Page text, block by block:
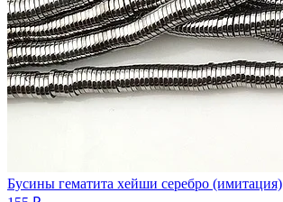
Бусины гематита хейши серебро (имитация)